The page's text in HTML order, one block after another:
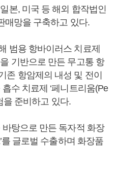
본, 미국 등 해외 합작법인
매망을 구축하고 있다.
범용 항바이러스 치료제
기반으로 만든 무고통 항
존 항암제의 내성 및 전이
수 치료제 ‘페니트리움(Pe
을 준비하고 있다.
탕으로 만든 독자적 화장
를 글로벌 수출하며 화장품